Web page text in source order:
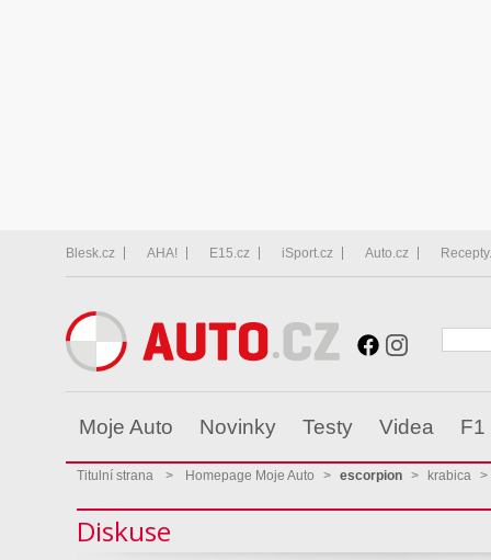
Blesk.cz AHA! E15.cz iSport.cz Auto.cz
Moje Auto Novinky Testy Videa F1
Titulní strana > Homepage Moje Auto > escorpion > krabica >
Diskuse